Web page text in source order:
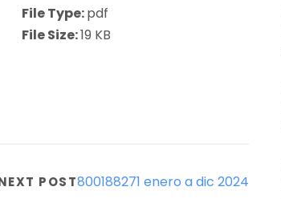
File Type:pdf
File Size:19 KB
POST800188271 enero a dic 2024